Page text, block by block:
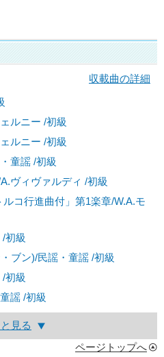
収載曲の詳細
ルニー /初級
ルニー /初級
童謡 /初級
A.ヴィヴァルディ /初級
コ行進曲付」第1楽章/W.A.モ
/初級
ブン)/民謡・童謡 /初級
/初級
謡 /初級
見る
ページトップへ